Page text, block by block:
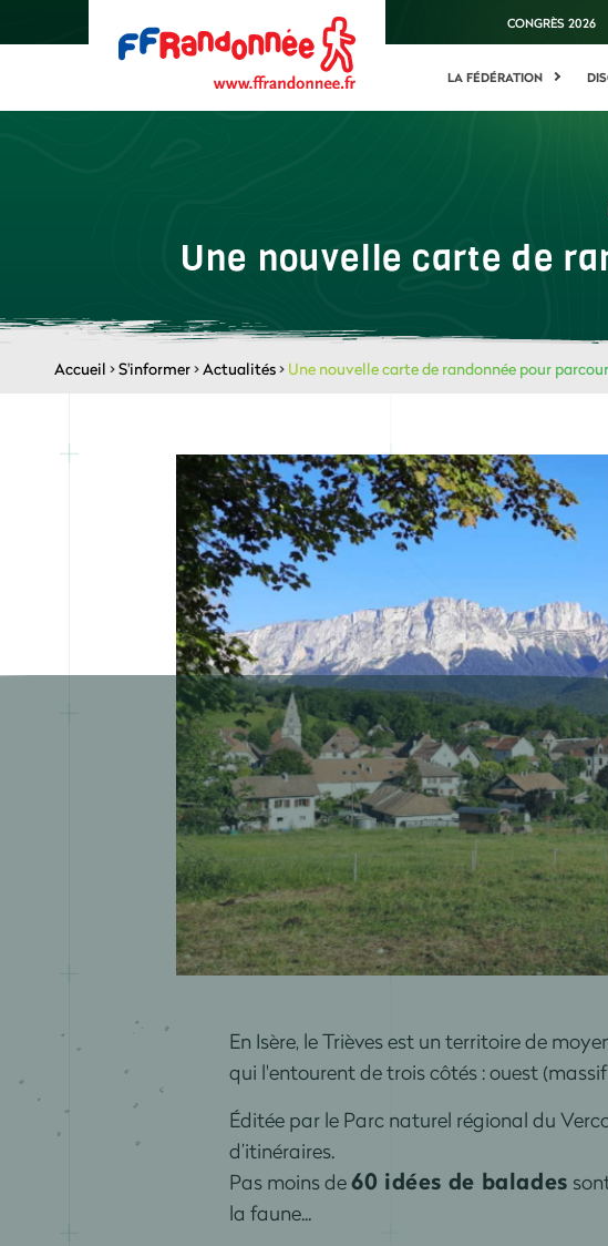
CONGRÈS 2026
LA FÉDÉRATION
Une nouvelle carte de
Accueil >S'informer>Actualités> Une nouvelle carte de randonnée pour
En Isère, le Trièves est un territoire de
qui l'entourent de trois côtés : ouest
Éditée par le Parc naturel régional du
d’itinéraires.
Pas moins de60 idées de balades
la faune...